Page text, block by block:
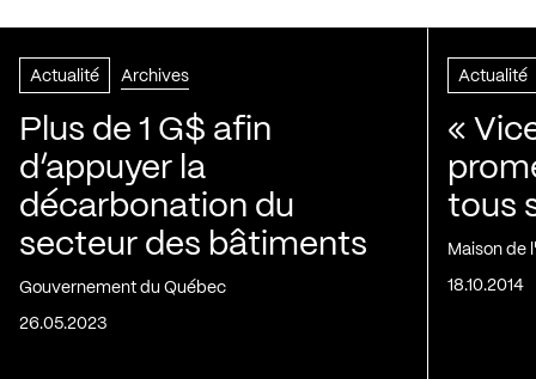
Actualité Archives
Plus de 1 G$ afin
d’appuyer la
décarbonation du
secteur des bâtiments
Gouvernement du Québec
26.05.2023
Actualité
«
tous
Maison de
18.10.2014